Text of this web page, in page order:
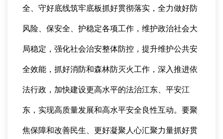
全、守好底线筑牢底板抓好贯彻落实，全力做好防
风险、保安全、护稳定各项工作，维护政治社会大
局稳定，强化社会治安整体防控，提升维护公共安
全效能，抓好消防和森林防灭火工作，深入推进依
法行政，加快建设更高水平的法治江东、平安江
东，实现高质量发展和高水平安全良性互动。要聚
焦保障和改善民生、更好凝聚人心汇聚力量抓好贯